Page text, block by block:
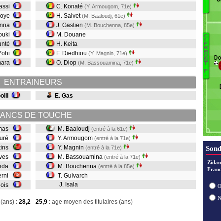
C. Konaté (Y. Armougom, 71e)
H. Saivet(M. Baaloudj, 61e)
J. Gastien (M. Bouchenna, 85e)
M. Douane
H. Keita
F. Diedhiou (Y. Magnin, 71e)
O. Diop (M. Bassouamina, 71e)
ENTRAINEURS
E. Gas
DE TOUCHE
M. Baaloudj (entré à la 61e)
Y. Armougom (entré à la 71e)
Y. Magnin (entré à la 71e)
M. Bassouamina (entré à la 71e)
M. Bouchenna (entré à la 85e)
T. Guivarch
J. Isala
: 28,2 25,9 : age moyen des titulaires (ans)
C
L
E
R
M
O
N
T
F
.